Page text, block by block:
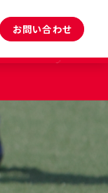
お問い合わせ